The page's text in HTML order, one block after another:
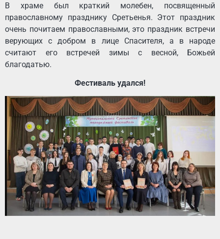
В храме был краткий молебен, посвященный
православному празднику Сретьенья. Этот праздник
очень почитаем православными, это праздник встречи
верующих с добром в лице Спасителя, а в народе
считают его встречей зимы с весной, Божьей
благодатью.
Фестиваль удался!